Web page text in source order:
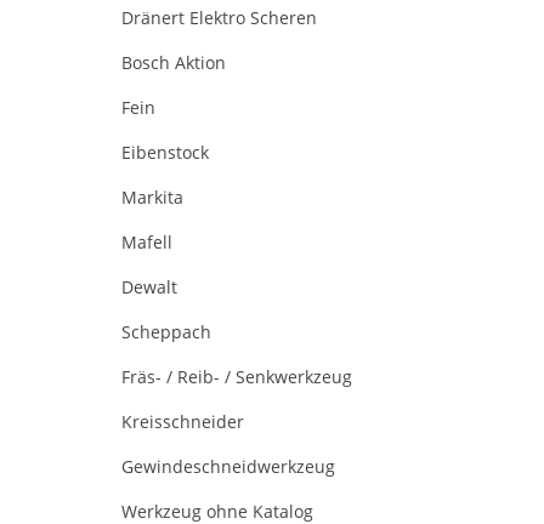
Dränert Elektro Scheren
Bosch Aktion
Fein
Eibenstock
Markita
Mafell
Dewalt
Scheppach
Fräs- / Reib- / Senkwerkzeug
Kreisschneider
Gewindeschneidwerkzeug
Werkzeug ohne Katalog